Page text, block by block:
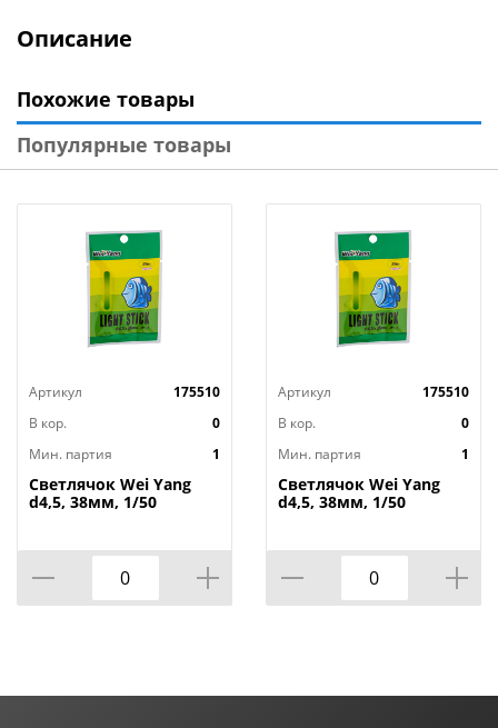
Описание
Похожие товары
Популярные товары
Артикул
175510
В кор.
0
Мин. партия
1
Светлячок Wei Yang
d4,5, 38мм, 1/50
Артикул
175510
В кор.
0
Мин. партия
1
Светлячок Wei Yang
d4,5, 38мм, 1/50